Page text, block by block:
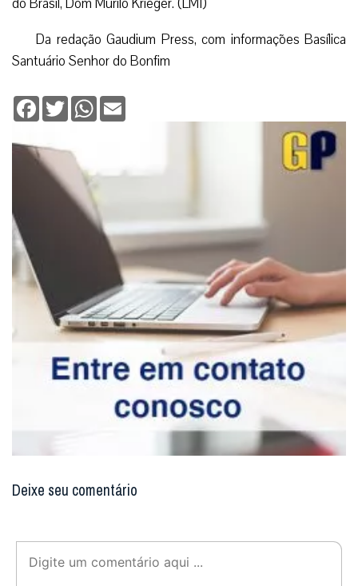
Seremos abençoados porque hoje confirmamos nossa
esperança”, destacou.
A Semana Preparatória acontece de 21 a 26 de
novembro, sempre às 19h. O tema central deste ano é “A
devoção do povo brasileiro à Maria Santíssima começou na
Para encerrar os festejos, no domingo, 27 de
novembro, os devotos irão participar da Missa Solene, às
10h, que será presidida pelo Arcebispo de Salvador e Primaz
do Brasil, Dom Murilo Krieger. (LMI)
Da redação Gaudium Press, com informações Basílica
Santuário Senhor do Bonfim
Facebook
TwitterWhatsApp
Email